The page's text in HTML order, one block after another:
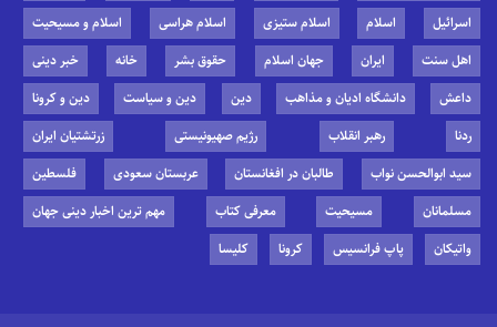
اسرائیل
اسلام اسلام ستیزی اسلام هراسی
اسلام و مسیحیت
اهل سنت
ایران جهان اسلام حقوق بشر خانه
خبر دینی
داعش
دانشگاه ادیان و مذاهب دین دین و سیاست
دین و کرونا
ردنا
رهبر انقلاب رژیم صهیونیستی
زرتشتیان ایران
سید ابوالحسن نواب
طالبان در افغانستان عربستان سعودی
فلسطین
مسلمانان
مسیحیت معرفی کتاب
مهم ترین اخبار دینی جهان
واتیکان
پاپ فرانسیس کرونا کلیسا